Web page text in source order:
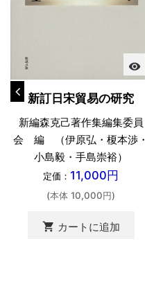
visibility
新訂日宋貿易の研究
新編森克己著作集編集委員
会 編 （伊原弘・榎本渉・
小島毅・手島崇裕）
定価： 11,000円
(本体 10,000円)
shopping_cart カートに追加